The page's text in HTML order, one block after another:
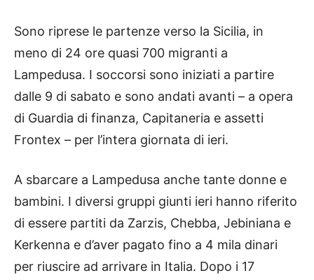
Sono riprese le partenze verso la Sicilia, in
meno di 24 ore quasi 700 migranti a
Lampedusa. I soccorsi sono iniziati a partire
dalle 9 di sabato e sono andati avanti – a opera
di Guardia di finanza, Capitaneria e assetti
Frontex – per l’intera giornata di ieri.
A sbarcare a Lampedusa anche tante donne e
bambini. I diversi gruppi giunti ieri hanno riferito
di essere partiti da Zarzis, Chebba, Jebiniana e
Kerkenna e d’aver pagato fino a 4 mila dinari
per riuscire ad arrivare in Italia. Dopo i 17